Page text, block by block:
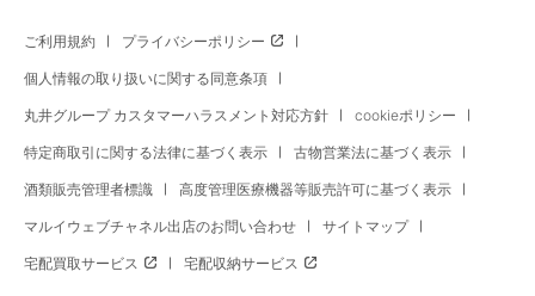
ご利用規約 プライバシーポリシー
個人情報の取り扱いに関する同意条項
丸井グループ カスタマーハラスメント対応方針 cookieポリシー
特定商取引に関する法律に基づく表示 古物営業法に基づく表示
酒類販売管理者標識 高度管理医療機器等販売許可に基づく表示
マルイウェブチャネル出店のお問い合わせ サイトマップ
宅配買取サービス 宅配収納サービス